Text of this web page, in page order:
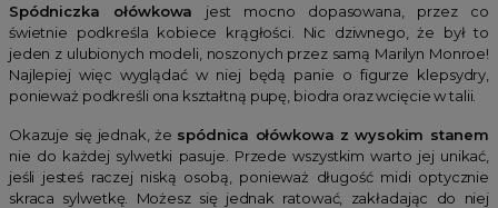
Spódniczka ołówkowa jest mocno dopasowana, przez co
świetnie podkreśla kobiece krągłości. Nic dziwnego, że był to
jeden z ulubionych modeli, noszonych przez samą Marilyn Monroe!
Najlepiej więc wyglądać w niej będą panie o figurze klepsydry,
ponieważ podkreśli ona kształtną pupę, biodra oraz wcięcie w talii.
Okazuje się jednak, że spódnica ołówkowa z wysokim stanem
nie do każdej sylwetki pasuje. Przede wszystkim warto jej unikać,
jeśli jesteś raczej niską osobą, ponieważ długość midi optycznie
skraca sylwetkę. Możesz się jednak ratować, zakładając do niej